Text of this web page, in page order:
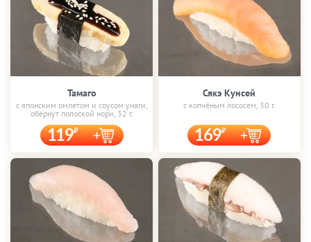
Тамаго
с японским омлетом и соусом унаги,
обёрнут полоской нори, 32 г.
119
Сякэ Кунсей
с копчёным лососем, 30 г.
169